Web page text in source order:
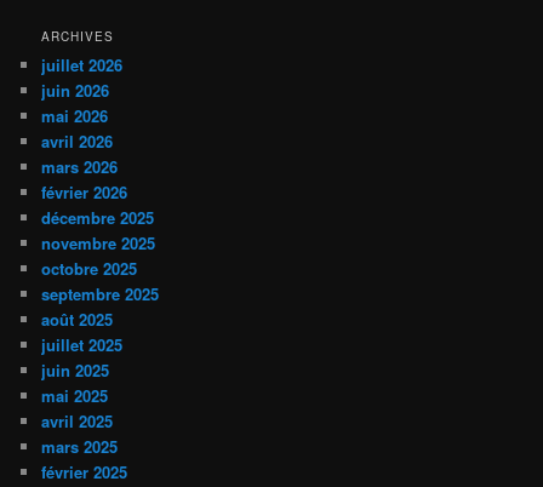
ARCHIVES
juillet 2026
juin 2026
mai 2026
avril 2026
mars 2026
février 2026
décembre 2025
novembre 2025
octobre 2025
septembre 2025
août 2025
juillet 2025
juin 2025
mai 2025
avril 2025
mars 2025
février 2025